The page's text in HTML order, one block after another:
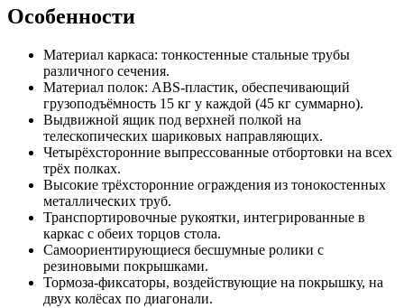
Особенности
Материал каркаса: тонкостенные стальные трубы
различного сечения.
Материал полок: ABS-пластик, обеспечивающий
грузоподъёмность 15 кг у каждой (45 кг суммарно).
Выдвижной ящик под верхней полкой на
телескопических шариковых направляющих.
Четырёхсторонние выпрессованные отбортовки на всех
трёх полках.
Высокие трёхсторонние ограждения из тонокостенных
металлических труб.
Транспортировочные рукоятки, интегрированные в
каркас с обеих торцов стола.
Самоориентирующиеся бесшумные ролики с
резиновыми покрышками.
Тормоза-фиксаторы, воздействующие на покрышку, на
двух колёсах по диагонали.